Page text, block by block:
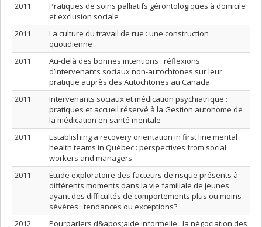
2011
Pratiques de soins palliatifs gérontologiques à domicile
et exclusion sociale
2011
La culture du travail de rue : une construction
quotidienne
2011
Au-delà des bonnes intentions : réflexions
d’intervenants sociaux non-autochtones sur leur
pratique auprès des Autochtones au Canada
2011
Intervenants sociaux et médication psychiatrique :
pratiques et accueil réservé à la Gestion autonome de
la médication en santé mentale
2011
Establishing a recovery orientation in first line mental
health teams in Québec : perspectives from social
workers and managers
2011
Étude exploratoire des facteurs de risque présents à
différents moments dans la vie familiale de jeunes
ayant des difficultés de comportements plus ou moins
sévères : tendances ou exceptions?
2012
Pourparlers d&apos;aide informelle : la négociation des